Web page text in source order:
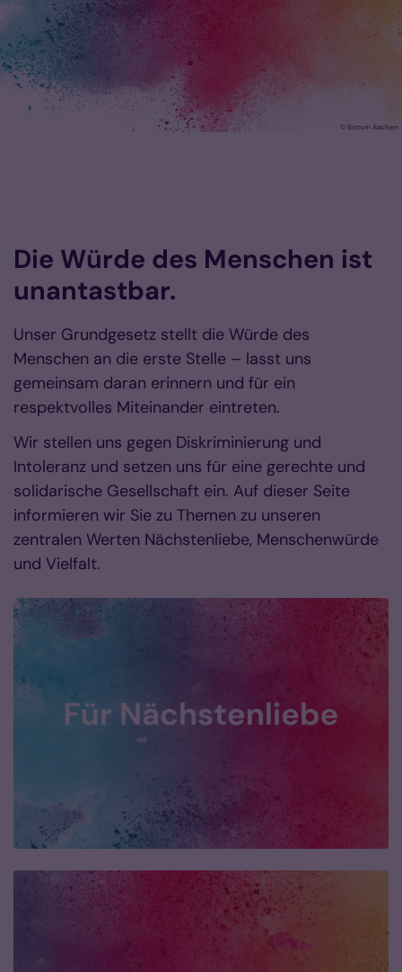
© Bistum Aachen
Die Würde des Menschen ist
unantastbar.
Unser Grundgesetz stellt die Würde des
Menschen an die erste Stelle – lasst uns
gemeinsam daran erinnern und für ein
respektvolles Miteinander eintreten.
Wir stellen uns gegen Diskriminierung und
Intoleranz und setzen uns für eine gerechte und
solidarische Gesellschaft ein. Auf dieser Seite
informieren wir Sie zu Themen zu unseren
zentralen Werten Nächstenliebe, Menschenwürde
und Vielfalt.